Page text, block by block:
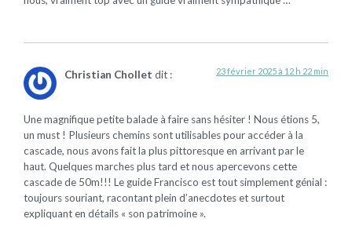
Christian Chollet dit : 23 février 2025 à 12 h 22 min
Une magnifique petite balade à faire sans hésiter ! Nous étions 5,
un must ! Plusieurs chemins sont utilisables pour accéder à la
cascade, nous avons fait la plus pittoresque en arrivant par le
haut. Quelques marches plus tard et nous apercevons cette
cascade de 50m!!! Le guide Francisco est tout simplement génial :
toujours souriant, racontant plein d’anecdotes et surtout
expliquant en détails « son patrimoine ».